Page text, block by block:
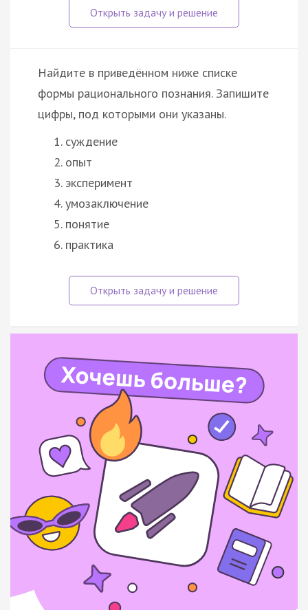
Найдите в приведённом ниже списке
формы рационального познания. Запишите
цифры, под которыми они указаны.
суждение
опыт
эксперимент
умозаключение
понятие
практика